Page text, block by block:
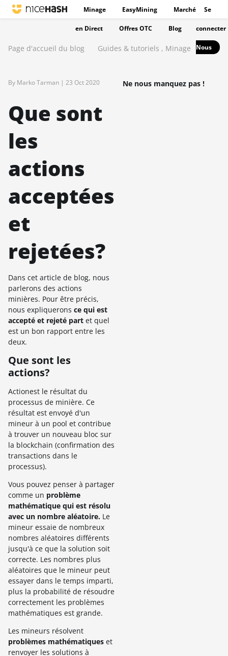
Minage EasyMining Marché
en Direct Offres OTC Blog
Se
connecter
Nous
Page d'accueil du blog Guides & tutoriels , Minage
By Marko Tarman | 23 Oct 2020
Que sont
les
actions
acceptées
et
rejetées?
Dans cet article de blog, nous
parlerons des actions
minières. Pour être précis,
nous expliquerons ce qui est
accepté et rejeté part et quel
est un bon rapport entre les
deux.
Que sont les
actions?
Actionest le résultat du
processus de minière. Ce
résultat est envoyé d'un
mineur à un pool et contribue
à trouver un nouveau bloc sur
la blockchain (confirmation des
transactions dans le
processus).
Vous pouvez penser à partager
comme un problème
mathématique qui est résolu
avec un nombre aléatoire. Le
mineur essaie de nombreux
nombres aléatoires différents
jusqu'à ce que la solution soit
correcte. Les nombres plus
aléatoires que le mineur peut
essayer dans le temps imparti,
plus la probabilité de résoudre
correctement les problèmes
mathématiques est grande.
Les mineurs résolvent
problèmes mathématiques et
renvoyer les solutions à
Ne nous manquez pas !